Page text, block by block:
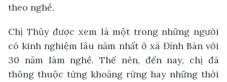
theo nghề.
Chị Thủy được xem là một trong những người
có kinh nghiệm lâu năm nhất ở xã Đỉnh Bàn với
30 năm làm nghề. Thế nên, đến nay, chị đã
thông thuộc từng khoảng rừng hay những thời